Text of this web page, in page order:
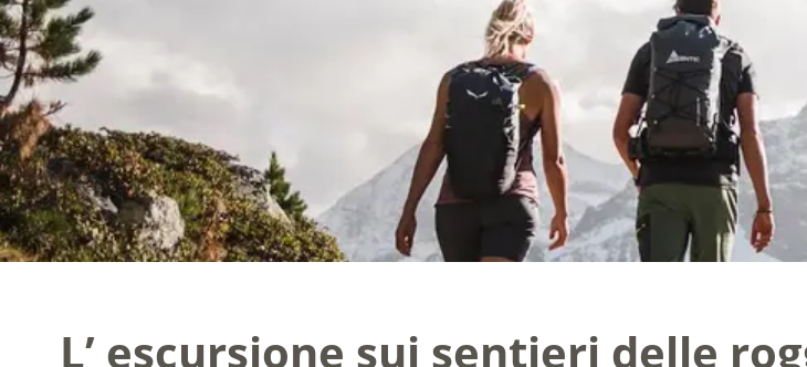
L’ escursione sui sentieri delle